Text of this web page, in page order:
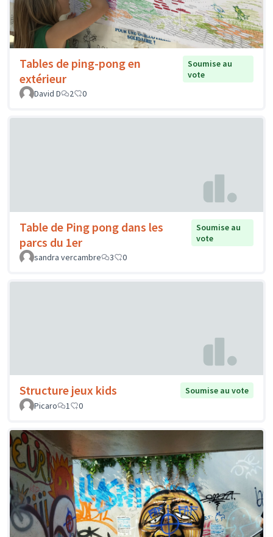
Tables de ping-pong en
extérieur
Soumise au
vote
David D
2 0
Table de Ping pong dans les
parcs du 1er
Soumise au
vote
sandra vercambre
3 0
Structure jeux kids
Soumise au vote
Picaro
1 0